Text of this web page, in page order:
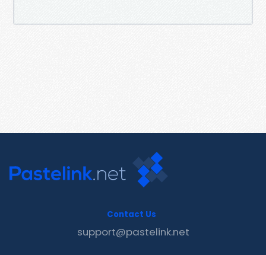
Contact Us
support@pastelink.net